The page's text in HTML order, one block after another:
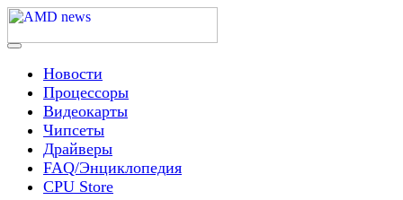
Skip
content
AMD news
Menu
Новости
Процессоры
Видеокарты
Чипсеты
Драйверы
FAQ/Энциклопедия
CPU Store